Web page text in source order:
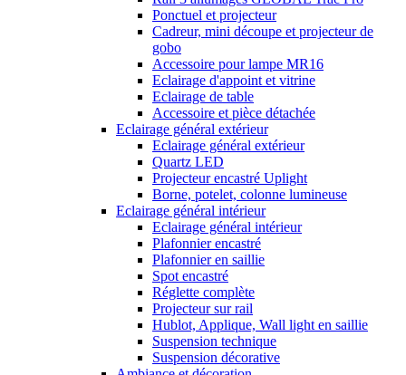
Ponctuel et projecteur
Cadreur, mini découpe et projecteur de
gobo
Accessoire pour lampe MR16
Eclairage d'appoint et vitrine
Eclairage de table
Accessoire et pièce détachée
Eclairage général extérieur
Eclairage général extérieur
Quartz LED
Projecteur encastré Uplight
Borne, potelet, colonne lumineuse
Eclairage général intérieur
Eclairage général intérieur
Plafonnier encastré
Plafonnier en saillie
Spot encastré
Réglette complète
Projecteur sur rail
Hublot, Applique, Wall light en saillie
Suspension technique
Suspension décorative